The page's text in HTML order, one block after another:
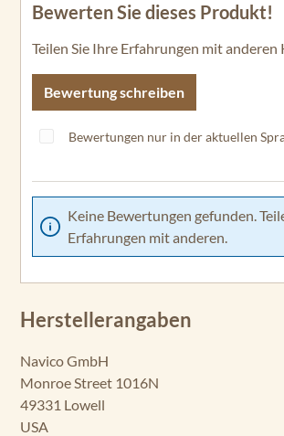
Durchschnittliche Bewertung von 0 von
Bewerten Sie dieses Produkt!
Teilen Sie Ihre Erfahrungen mit anderen
Bewertung schreiben
Bewertungen nur in der aktuellen
Keine Bewertungen gefunden.
Erfahrungen mit anderen.
Herstellerangaben
Navico GmbH
Monroe Street 1016N
49331 Lowell
USA